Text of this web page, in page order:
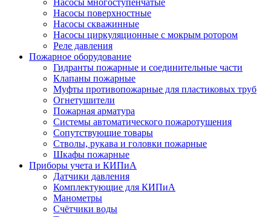
Насосы многоступенчатые
Насосы поверхностные
Насосы скважинные
Насосы циркуляционные с мокрым ротором
Реле давления
Пожарное оборудование
Гидранты пожарные и соединительные части
Клапаны пожарные
Муфты противопожарные для пластиковых труб
Огнетушители
Пожарная арматура
Системы автоматического пожаротушения
Сопутствующие товары
Стволы, рукава и головки пожарные
Шкафы пожарные
Приборы учета и КИПиА
Датчики давления
Комплектующие для КИПиА
Манометры
Счётчики воды